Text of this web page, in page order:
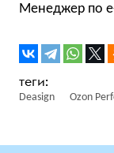
Менеджер по
Deasign Ozon